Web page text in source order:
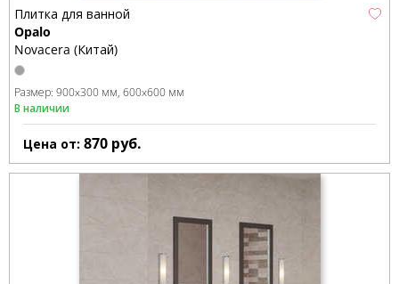
Плитка для ванной
Opalo
Novacera (Китай)
Размер: 900x300 мм 600x600 мм
В наличии
Цена от: 870 руб.